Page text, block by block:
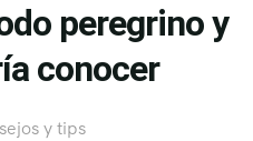
peregrino y
conocer
y tips